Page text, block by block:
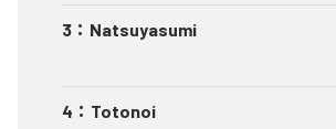
3 ： Natsuyasumi
4 ： Totonoi